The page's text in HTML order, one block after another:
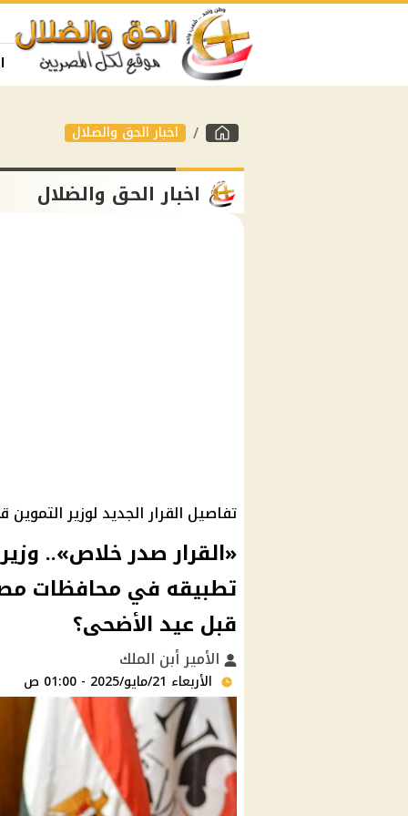
اخبار الحق والضلال
اخبار الحق والضلال
تفاصيل القرار الجديد لوزير التموين
«القرار صدر خلاص»..
قبل عيد الأضحى؟
الأمير أبن الملك
الأربعاء 21/مايو/2025 - 01:00 ص